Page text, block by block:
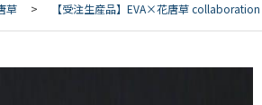
草 > 【受注生産品】EVA×花唐草